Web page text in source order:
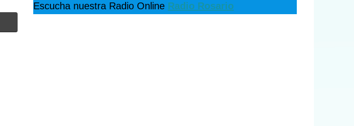
Escucha nuestra Radio Online Radio Rosario